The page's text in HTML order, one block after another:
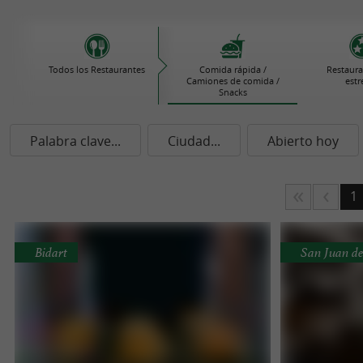
Todos los Restaurantes
Comida rápida /
Camiones de comida /
Snacks
Palabra clave... Ciudad... Abierto hoy
1
Bidart San Juan